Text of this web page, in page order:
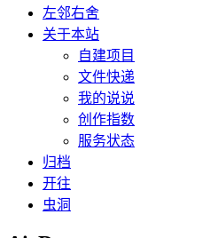
左邻右舍
关于本站
自建项目
文件快递
我的说说
创作指数
服务状态
归档
开往
虫洞